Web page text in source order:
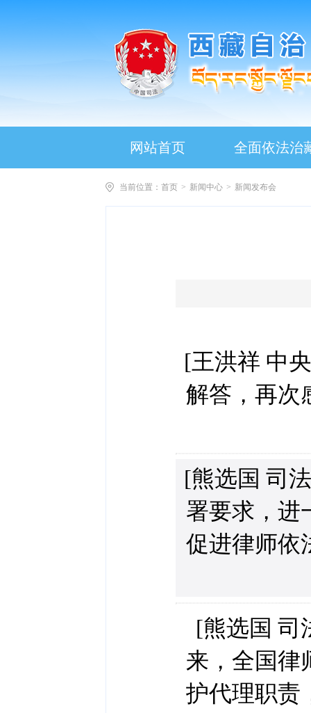
网站首页 全面依法治
当前位置： 首页 > 新闻中心 > 新闻发布会
[王洪祥 中
解答，再次
[熊选国 司
署要求，进
促进律师依
[熊选国 司
来，全国律
护代理职责